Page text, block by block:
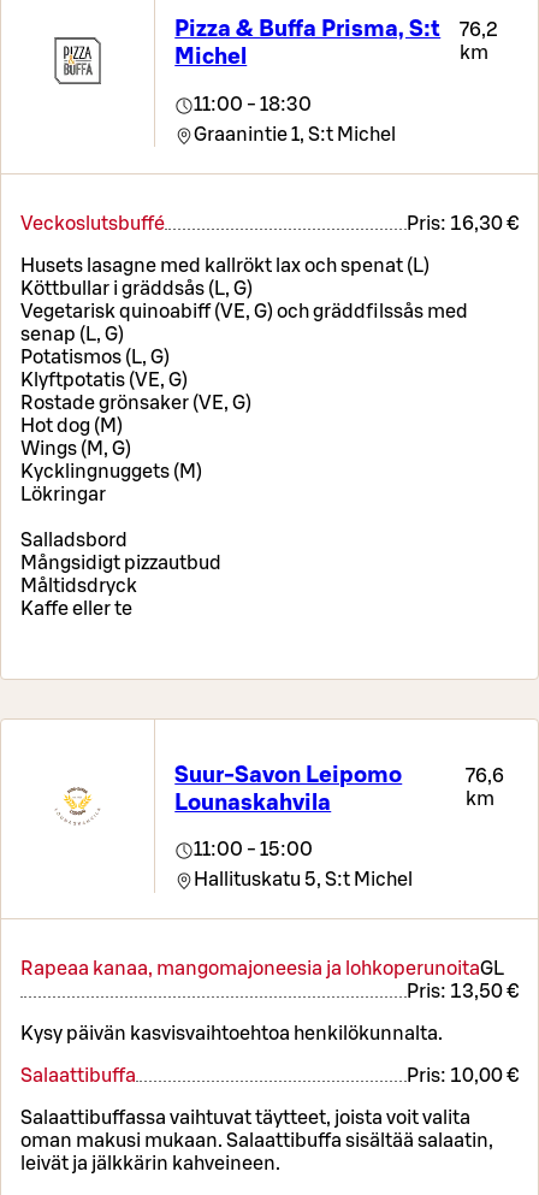
Pizza & Buffa Prisma, S:t
Michel
76,2
km
11:00 - 18:30
Graanintie 1, S:t Michel
Veckoslutsbuffé Pris: 16,30 €
Husets lasagne med kallrökt lax och spenat (L)
Köttbullar i gräddsås (L, G)
Vegetarisk quinoabiff (VE, G) och gräddfilssås med
senap (L, G)
Potatismos (L, G)
Klyftpotatis (VE, G)
Rostade grönsaker (VE, G)
Hot dog (M)
Wings (M, G)
Kycklingnuggets (M)
Lökringar
Salladsbord
Mångsidigt pizzautbud
Måltidsdryck
Kaffe eller te
Suur-Savon Leipomo
Lounaskahvila
76,6
km
11:00 - 15:00
Hallituskatu 5, S:t Michel
Rapeaa kanaa, mangomajoneesia ja lohkoperunoitaGL
Pris: 13,50 €
Kysy päivän kasvisvaihtoehtoa henkilökunnalta.
Salaattibuffa Pris: 10,00 €
Salaattibuffassa vaihtuvat täytteet, joista voit valita
oman makusi mukaan. Salaattibuffa sisältää salaatin,
leivät ja jälkkärin kahveineen.